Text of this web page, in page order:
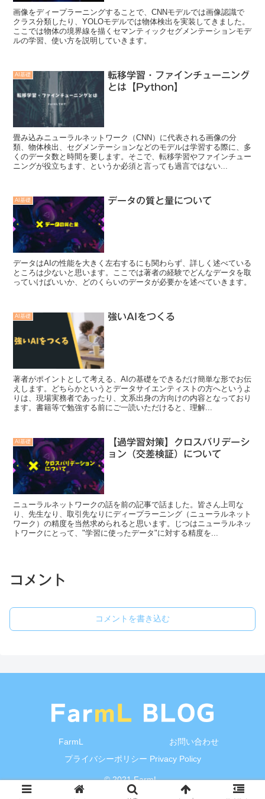
画像をディープラーニングすることで、CNNモデルでは画像認識で
クラス分類したり、YOLOモデルでは物体検出を実装してきました。
ここでは物体の境界線を描くセマンティックセグメンテーションモデ
ルの学習、使い方を説明していきます。
AI基礎
転移学習・ファインチューニング
とは【Python】
畳み込みニューラルネットワーク（CNN）に代表される画像の分
類、物体検出、セグメンテーションなどのモデルは学習する際に、多
くのデータ数と時間を要します。そこで、転移学習やファインチュー
ニングが役立ちます、というか必須と言っても過言ではない...
AI基礎 データの質と量について
データはAIの性能を大きく左右するにも関わらず、詳しく述べている
ところは少ないと思います。ここでは著者の経験でどんなデータを取
っていけばいいか、どのくらいのデータが必要かを述べていきます。
AI基礎 強いAIをつくる
著者がポイントとして考える、AIの基礎をできるだけ簡単な形でお伝
えします。どちらかというとデータサイエンティストの方へというよ
りは、現場実務者であったり、文系出身の方向けの内容となっており
ます。書籍等で勉強する前にご一読いただけると、理解...
AI基礎
【過学習対策】クロスバリデーシ
ョン（交差検証）について
ニューラルネットワークの話を前の記事で話ました。皆さん上司な
り、先生なり、取引先なりにディープラーニング（ニューラルネット
ワーク）の精度を当然求められると思います。じつはニューラルネッ
トワークにとって、"学習に使ったデータ"に対する精度を...
コメント
コメントを書き込む
FarmL
お問い合わせ
プライバシーポリシー Privacy Policy
© 2021 FarmL.